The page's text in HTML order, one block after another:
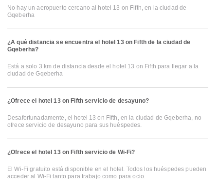
No hay un aeropuerto cercano al hotel 13 on Fifth, en la ciudad de
Gqeberha
¿A qué distancia se encuentra el hotel 13 on Fifth de la ciudad de
Gqeberha?
Está a solo 3 km de distancia desde el hotel 13 on Fifth para llegar a la
ciudad de Gqeberha
¿Ofrece el hotel 13 on Fifth servicio de desayuno?
Desafortunadamente, el hotel 13 on Fifth, en la ciudad de Gqeberha, no
ofrece servicio de desayuno para sus huéspedes.
¿Ofrece el hotel 13 on Fifth servicio de Wi-Fi?
El Wi-Fi gratuito está disponible en el hotel. Todos los huéspedes pueden
acceder al Wi-Fi tanto para trabajo como para ocio.